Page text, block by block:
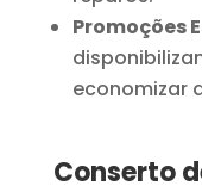
Promoções
economizar
Conserto